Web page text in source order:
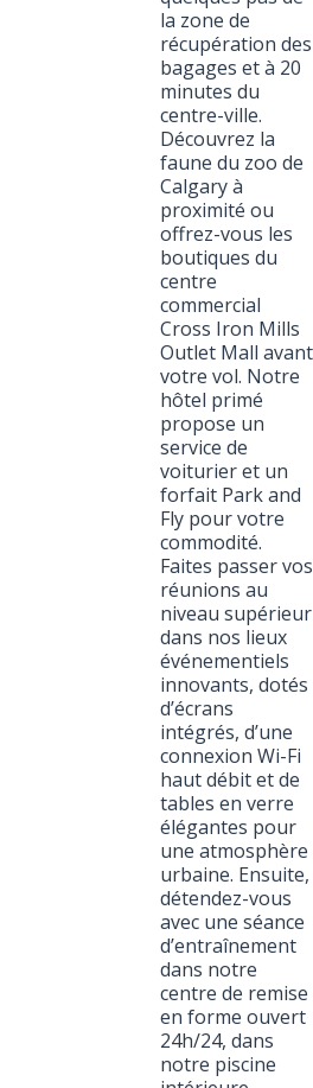
la zone de
récupération des
bagages et à 20
minutes du
centre-ville.
Découvrez la
faune du zoo de
Calgary à
proximité ou
offrez-vous les
boutiques du
centre
commercial
Cross Iron Mills
Outlet Mall avant
votre vol. Notre
hôtel primé
propose un
service de
voiturier et un
forfait Park and
Fly pour votre
commodité.
Faites passer vos
réunions au
niveau supérieur
dans nos lieux
événementiels
innovants, dotés
d’écrans
intégrés, d’une
connexion Wi-Fi
haut débit et de
tables en verre
élégantes pour
une atmosphère
urbaine. Ensuite,
détendez-vous
avec une séance
d’entraînement
dans notre
centre de remise
en forme ouvert
24h/24, dans
notre piscine